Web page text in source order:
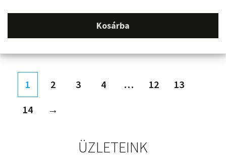
Kosárba
1 2 3 4 … 12
13
14
→
ÜZLETEINK